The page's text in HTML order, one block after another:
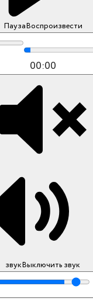
ПаузаВоспроизвести
00:00
звукВыключить звук